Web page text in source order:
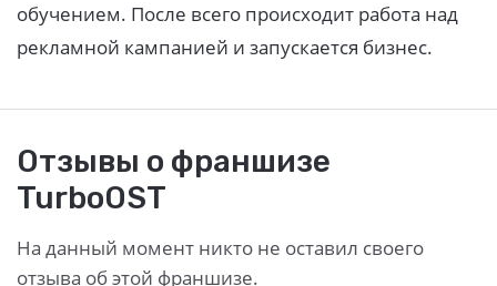
обучением. После всего происходит работа над
рекламной кампанией и запускается бизнес.
Отзывы о франшизе
TurboOST
На данный момент никто не оставил своего
отзыва об этой франшизе.